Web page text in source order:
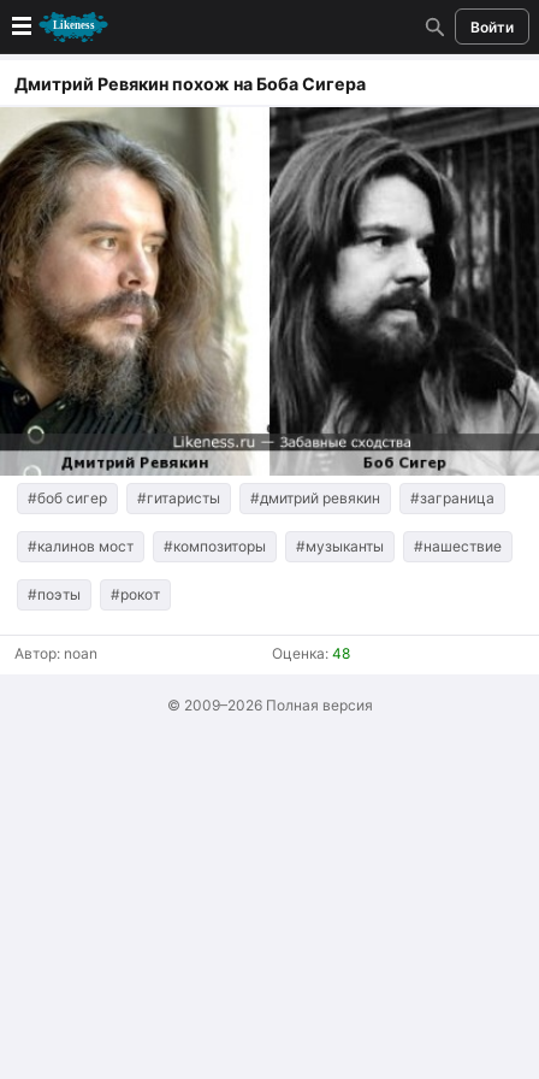
Войти
Новые
Лучшие
Голосование
Кандидаты
Случайное сходство 👍
Создать сходство
Для публикации необходима авторизация
Поиск
Дмитрий Ревякин похож на Боба Сигера
#боб сигер #гитаристы #дмитрий ревякин #заграница
#калинов мост #композиторы #музыканты #нашествие
#поэты #рокот
Автор: noan Оценка: 48
© 2009–2026 Полная версия